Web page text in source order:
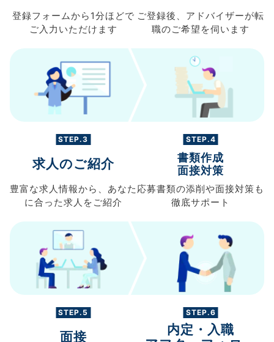
登録フォームから 1分ほどで
ご入力 いただけます
ご登録後、 アドバイザーが転
職のご希望を伺います
STEP.3
求人のご紹介
豊富な求人情報から、 あなた
に合った求人を ご紹介
STEP.4
書類作成
面接対策
応募書類の添削や面接対策も
徹底サポート
STEP.5
面接
STEP.6
内定・入職